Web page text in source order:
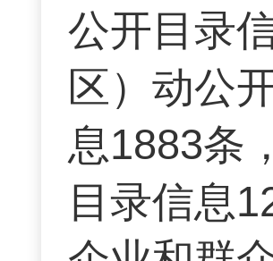
公开目录
区）动公
息1883条
目录信息